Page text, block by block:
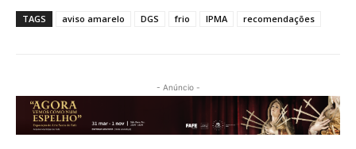
TAGS aviso amarelo DGS frio IPMA recomendações
- Anúncio -